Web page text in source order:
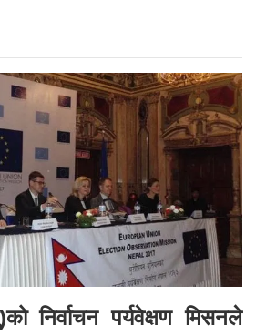
निर्वाचन पर्यवेक्षण मिसनले